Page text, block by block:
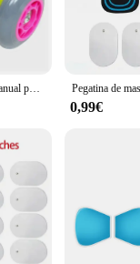
Rodillo de masaje de pie Manual portátil para espalda, mano, brazo, espalda, pie, Equiment
0,99€